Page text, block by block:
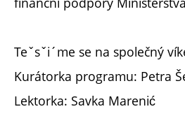
Teˇsˇi´me se na společný
Kurátorka programu: Petra
Lektorka: Savka Marenić